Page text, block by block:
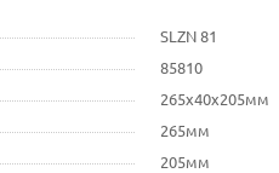
SLZN 81
85810
265x40x205мм
265мм
205мм